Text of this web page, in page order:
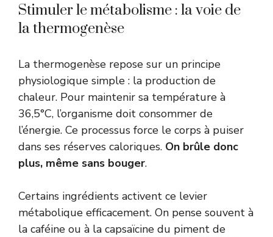
Stimuler le métabolisme : la voie de
la thermogenèse
La thermogenèse repose sur un principe
physiologique simple : la production de
chaleur. Pour maintenir sa température à
36,5°C, l’organisme doit consommer de
l’énergie. Ce processus force le corps à puiser
dans ses réserves caloriques. On brûle donc
plus, même sans bouger.
Certains ingrédients activent ce levier
métabolique efficacement. On pense souvent à
la caféine ou à la capsaïcine du piment de